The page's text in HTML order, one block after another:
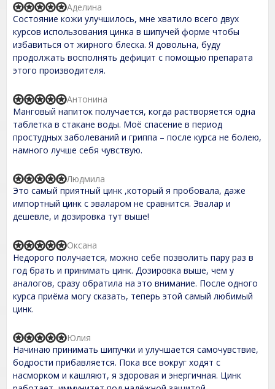
u
t
f
5
R
a
t
e
d
5
,
u
t
f
5
Состояние кожи улучшилось, мне хватило всего двух
курсов использования цинка в шипучей форме чтобы
избавиться от жирного блеска. Я довольна, буду
продолжать восполнять дефицит с помощью препарата
этого производителя.
Аделина
R
a
t
d
5
0
o
u
t
f
Манговый напиток получается, когда растворяется одна
таблетка в стакане воды. Моё спасение в период
простудных заболеваний и гриппа – после курса не болею,
намного лучше себя чувствую.
Антонина
R
a
t
e
d
,
0
o
u
t
f
Это самый приятный цинк ,который я пробовала, даже
импортный цинк с эваларом не сравнится. Эвалар и
дешевле, и дозировка тут выше!
Людмила
R
a
t
d
5
u
t
f
5
Недорого получается, можно себе позволить пару раз в
год брать и принимать цинк. Дозировка выше, чем у
аналогов, сразу обратила на это внимание. После одного
курса приёма могу сказать, теперь этой самый любимый
цинк.
Оксана
R
a
t
e
d
Начинаю принимать шипучки и улучшается самочувствие,
бодрости прибавляется. Пока все вокруг ходят с
насморком и кашляют, я здоровая и энергичная. Цинк
Юлия